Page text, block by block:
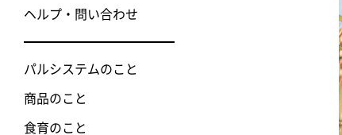
ヘルプ・問い合わせ
パルシステムのこと
商品のこと
食育のこと